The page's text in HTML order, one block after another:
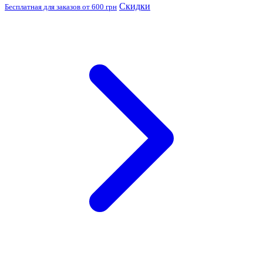
Бесплатная для заказов от 600 грн Скидки